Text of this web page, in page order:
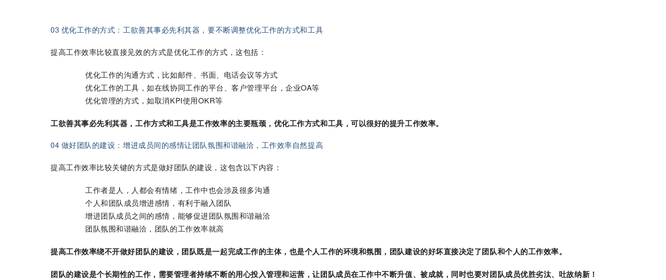
03 优化工作的方式：工欲善其事必先利其器，要不断调整优化工作的方式和工具
提高工作效率比较直接见效的方式是优化工作的方式，这包括：
优化工作的沟通方式，比如邮件、书面、电话会议等方式
优化工作的工具，如在线协同工作的平台、客户管理平台，企业OA等
优化管理的方式，如取消KPI使用OKR等
工欲善其事必先利其器，工作方式和工具是工作效率的主要瓶颈，优化工作方式和工具，可以很好的提升工作效率。
04 做好团队的建设：增进成员间的感情让团队氛围和谐融洽，工作效率自然提高
提高工作效率比较关键的方式是做好团队的建设，这包含以下内容：
工作者是人，人都会有情绪，工作中也会涉及很多沟通
个人和团队成员增进感情，有利于融入团队
增进团队成员之间的感情，能够促进团队氛围和谐融洽
团队氛围和谐融洽，团队的工作效率就高
提高工作效率绕不开做好团队的建设，团队既是一起完成工作的主体，也是个人工作的环境和氛围，团队建设的好坏直接决定了团队和个人的工作效率。
团队的建设是个长期性的工作，需要管理者持续不断的用心投入管理和运营，让团队成员在工作中不断升值、被成就，同时也要对团队成员优胜劣汰、吐故纳新！